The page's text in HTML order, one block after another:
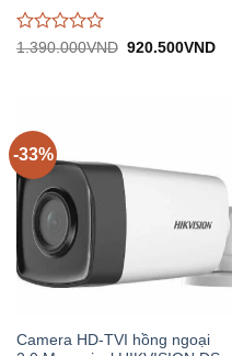
Được
5
1.390.000VND Giá
920.500VNDGiá
-33%
Camera HD-TVI hồng ngoại